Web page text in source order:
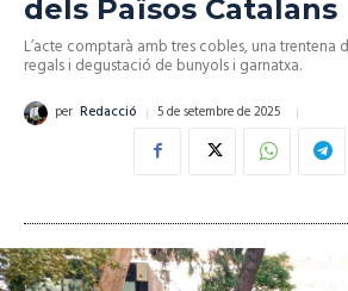
dels Països Catalans
L’acte comptarà amb tres cobles, una trentena
regals i degustació de bunyols i garnatxa.
per Redacció 5 de setembre de 2025